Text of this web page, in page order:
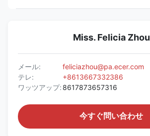
Miss. Felicia Zhou
メール:
feliciazhou@pa.ecer.com
テレ:
+8613667332386
ワッツアップ: 8617873657316
今すぐ問い合わせ